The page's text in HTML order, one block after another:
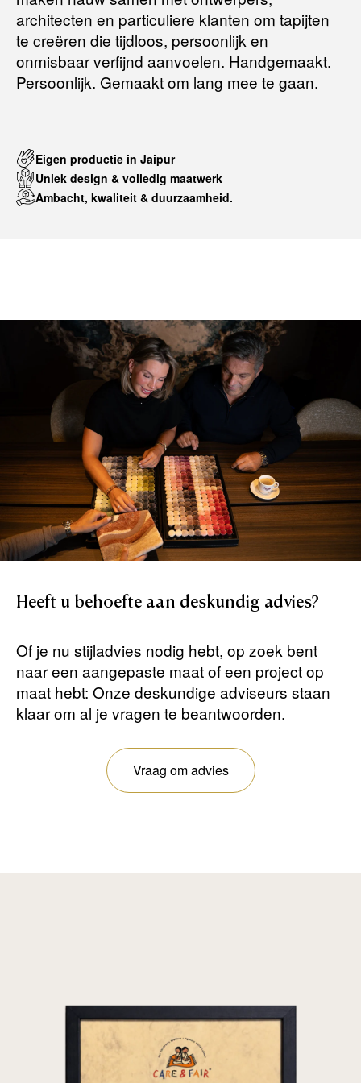
architecten en particuliere klanten om tapijten
te creëren die tijdloos, persoonlijk en
onmisbaar verfijnd aanvoelen. Handgemaakt.
Persoonlijk. Gemaakt om lang mee te gaan.
Eigen productie in Jaipur
Uniek design & volledig maatwerk
Ambacht, kwaliteit & duurzaamheid.
Heeft u behoefte aan deskundig advies?
Of je nu stijladvies nodig hebt, op zoek bent
naar een aangepaste maat of een project op
maat hebt: Onze deskundige adviseurs staan ​​
klaar om al je vragen te beantwoorden.
Vraag om advies